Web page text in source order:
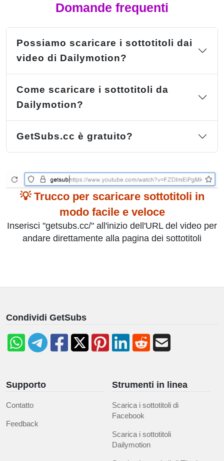
Domande frequenti
Possiamo scaricare i sottotitoli dai
video di Dailymotion?
Come scaricare i sottotitoli da
Dailymotion?
GetSubs.cc è gratuito?
💡 Trucco per scaricare sottotitoli in
modo facile e veloce
Inserisci "getsubs.cc/" all'inizio dell'URL del video per
andare direttamente alla pagina dei sottotitoli
Supporto
Contatto
Feedback
Strumenti in linea
Scarica i sottotitoli di
Facebook
Scarica i sottotitoli
Dailymotion
Condividi GetSubs